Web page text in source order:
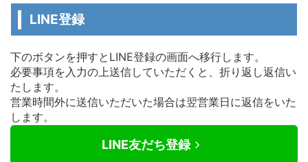
LINE登録
下のボタンを押すとLINE登録の画面へ移行します。
必要事項を入力の上送信していただくと、折り返し返信い
たします。
営業時間外に送信いただいた場合は翌営業日に返信をいた
します。
LINE友だち登録